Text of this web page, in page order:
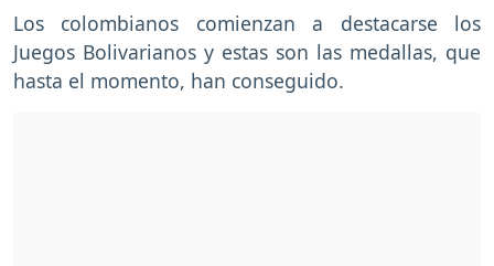
Los colombianos comienzan a destacarse los
Juegos Bolivarianos y estas son las medallas, que
hasta el momento, han conseguido.